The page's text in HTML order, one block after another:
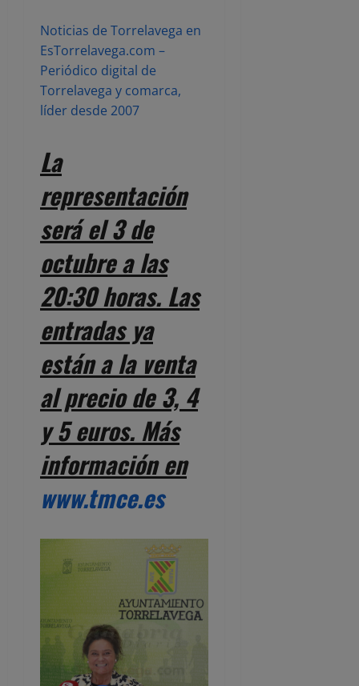
Noticias de Torrelavega en
EsTorrelavega.com –
Periódico digital de
Torrelavega y comarca,
líder desde 2007
La
representación
será el 3 de
octubre a las
20:30 horas. Las
entradas ya
están a la venta
al precio de 3, 4
y 5 euros. Más
información en
www.tmce.es